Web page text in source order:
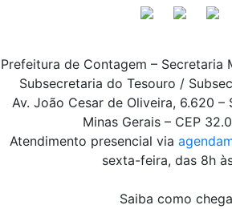
Prefeitura de Contagem – Secretaria
Subsecretaria do Tesouro /
Av. João Cesar de Oliveira, 6.620 –
Minas Gerais – CEP
Atendimento presencial via
sexta-feira, das 8h
Saiba como